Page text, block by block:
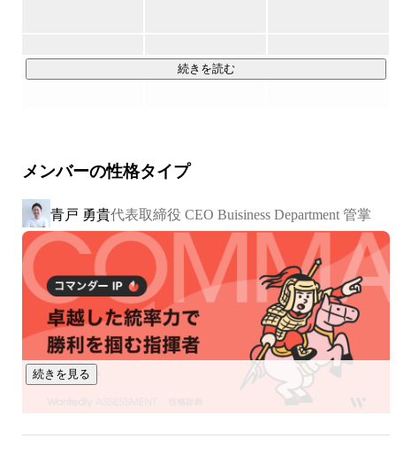
の流れ——。採用の文脈を立体的に捉えたうえで、クライアン
他社に真似できない独自の価値を発揮します。
RPO × 採用クリエイティブのパイオニア企業
––––––––––––––––––––––––––––––––––––––––––––––––––––
––––––––––––
私たちのRPO（採用代行）がひと味違うのは、単にオペレー
ションを回すのではなく、上流から設計することで、「認知
獲得〜入社」に至るすべての歩留まりに関与できる点です。
だから当社のPM（プロジェクトマネージャー）やRD（リク
ルーティングディレクター）は、目先の業務をただ回すので
続きを読む
メンバーの性格タイプ
青戸 勇貴代表取締役 CEO Buisiness Department 管掌
続きを見る